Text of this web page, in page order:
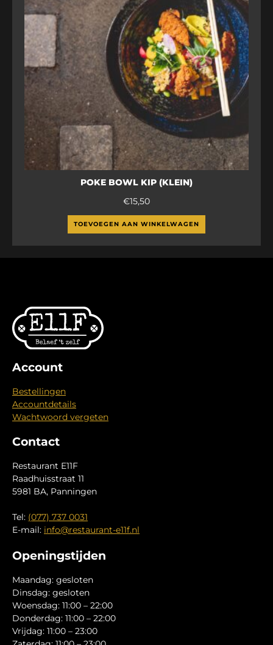
POKE BOWL KIP (KLEIN)
€15,50
TOEVOEGEN AAN WINKELWAGEN
Account
Bestellingen
Accountdetails
Wachtwoord vergeten
Contact
Restaurant E11F
Raadhuisstraat 11
5981 BA, Panningen
Tel: (077) 737 0031
E-mail: info@restaurant-e11f.nl
Openingstijden
Maandag: gesloten
Dinsdag: gesloten
Woensdag: 11:00 – 22:00
Donderdag: 11:00 – 22:00
Vrijdag: 11:00 – 23:00